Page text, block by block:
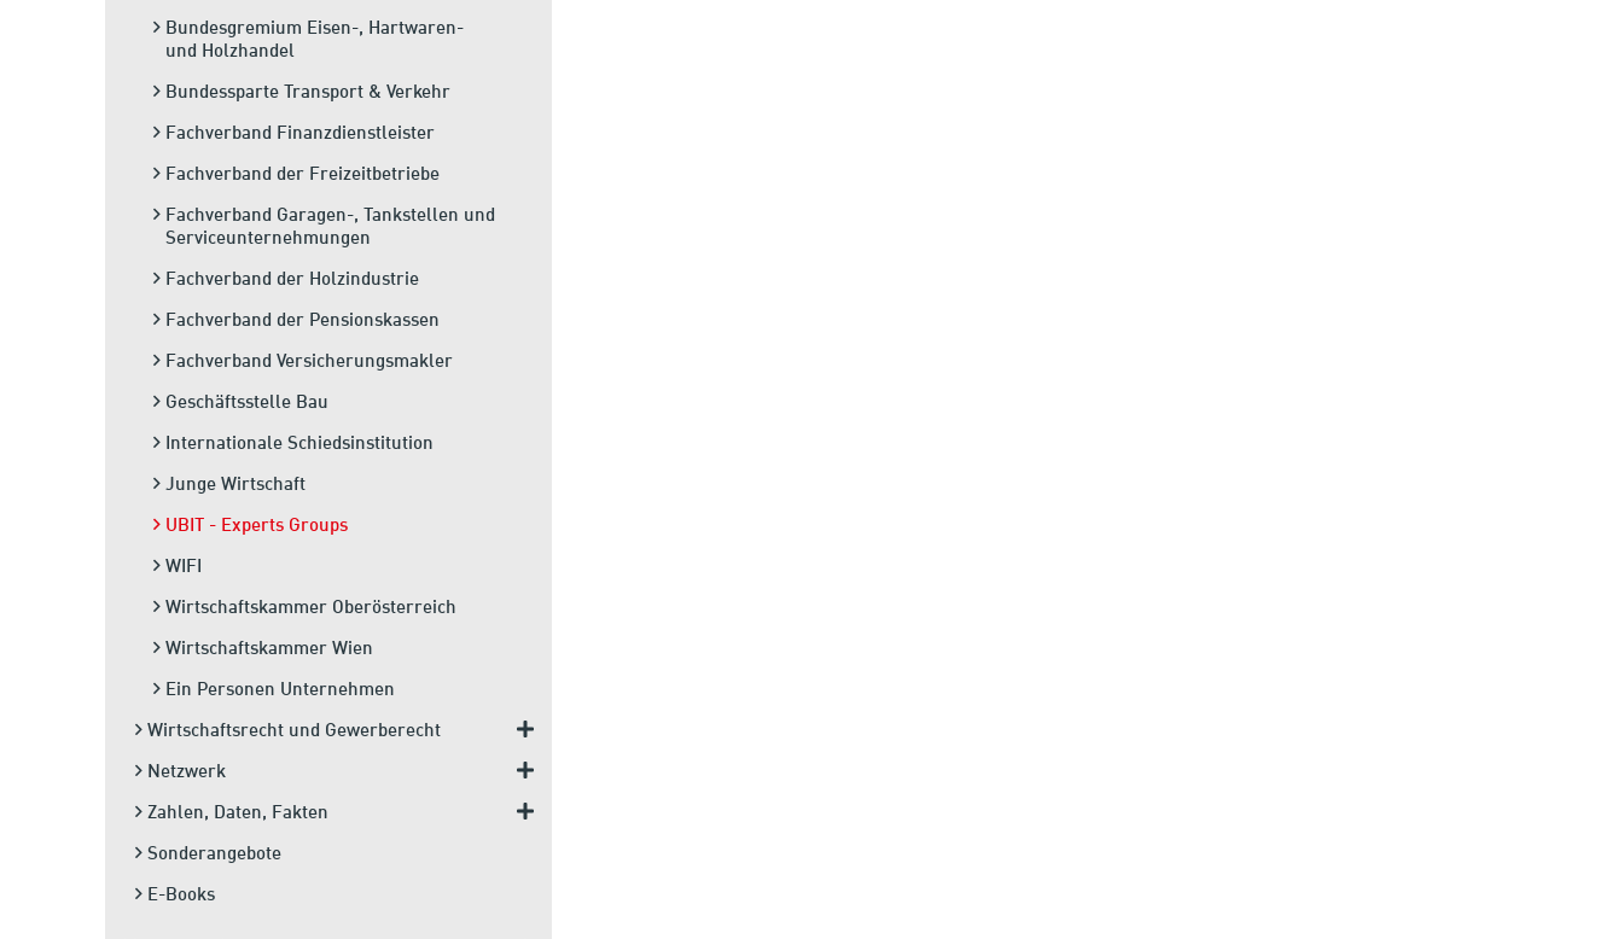
Bundesgremium Eisen-, Hartwaren-
und Holzhandel
Bundessparte Transport & Verkehr
Fachverband Finanzdienstleister
Fachverband der Freizeitbetriebe
Fachverband Garagen-, Tankstellen und
Serviceunternehmungen
Fachverband der Holzindustrie
Fachverband der Pensionskassen
Fachverband Versicherungsmakler
Geschäftsstelle Bau
Internationale Schiedsinstitution
Junge Wirtschaft
UBIT - Experts Groups
WIFI
Wirtschaftskammer Oberösterreich
Wirtschaftskammer Wien
Ein Personen Unternehmen
Wirtschaftsrecht und Gewerberecht
Netzwerk
Zahlen, Daten, Fakten
Sonderangebote
E-Books